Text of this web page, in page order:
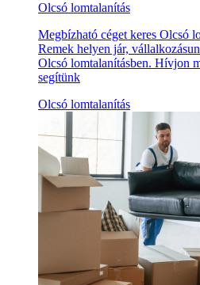
Olcsó lomtalanítás
Megbízható céget keres Olcsó
Remek helyen jár,
Olcsó lomtalanításben. Hívjon
segítünk
Olcsó lomtalanítás